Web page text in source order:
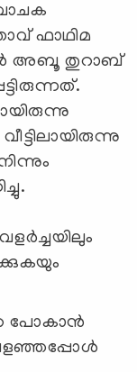
ഫാഥിമ
അബൂ തുറാബ്
പോകാന്‍
വളഞ്ഞപ്പോള്‍